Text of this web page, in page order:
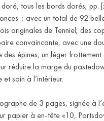
tous les bords dorés; pp.
.; avec un total de 92
originales de Tenniel; des
convaincante, avec une
épines, un léger
réduire la marge du
sain à l’intérieur.
de 3 pages, signée à
papier à en-tête «10,